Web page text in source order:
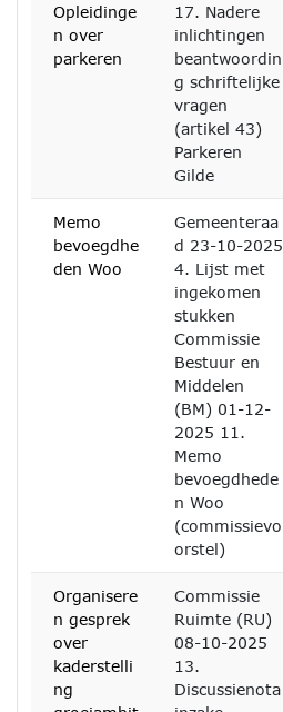
Opleidinge
n over
parkeren
17. Nadere
inlichtingen
beantwoordin
g schriftelijke
vragen
(artikel 43)
Parkeren
Gilde
Memo
bevoegdhe
den Woo
Gemeenteraa
d 23-10-2025
4. Lijst met
ingekomen
stukken
Commissie
Bestuur en
Middelen
(BM) 01-12-
2025 11.
Memo
bevoegdhede
n Woo
(commissievo
orstel)
Organisere
n gesprek
over
kaderstelli
ng
Commissie
Ruimte (RU)
08-10-2025
13.
Discussienota